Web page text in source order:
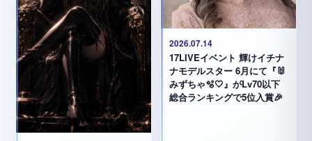
2026.07.14
17LIVEイベント 輝けイチナ
ナモデルスター 6月にて『🐰
みずちゃ️🫧🤍』がLv70以下
総合ランキングで5位入賞🎉